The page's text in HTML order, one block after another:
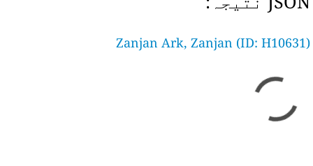
Zanjan Ark, Zanjan (ID: H10631)